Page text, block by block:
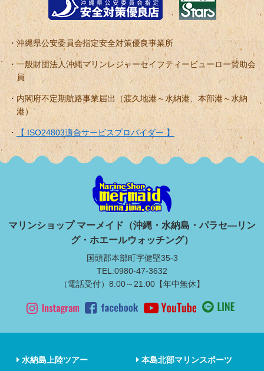
沖縄県公安委員会指定安全対策優良事業所
一般財団法人沖縄マリンレジャーセイフティービューロー賛助会
員
内閣府不定期航路事業届出（渡久地港～水納港、本部港～水納
港）
【 ISO24803適合サービスプロバイダー 】
マリンショップ マーメイド（沖縄・水納島・パラセ―リン
グ・ホエールウォッチング）
国頭郡本部町字健堅35-3
TEL:0980-47-3632
（電話受付）8:00～21:00【年中無休】
水納島上陸ツアー 本島北部マリンスポーツ